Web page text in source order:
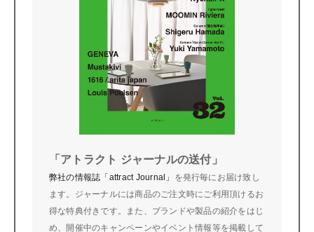
「アトラクト ジャーナルの送付」
弊社の情報誌「attract Journal」
を発行毎にお届け致し
ます。ジャーナルには商品のご注文時にご利用頂けるお
得な特典付きです。また、ブランドや製品の紹介をはじ
め、開催中のキャンペーンやイベント情報等を掲載して